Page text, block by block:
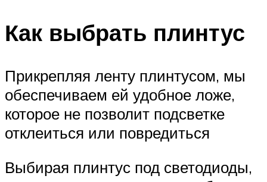
Как выбрать плинтус
Прикрепляя ленту плинтусом, мы
обеспечиваем ей удобное ложе,
которое не позволит подсветке
отклеиться или повредиться
Выбирая плинтус под светодиоды,